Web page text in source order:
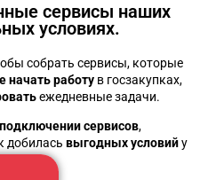
сервисы наших
условиях.
собрать сервисы, которые
начать работу в госзакупках,
ежедневные задачи.
сервисов,
добилась выгодных условийу
проверки участника